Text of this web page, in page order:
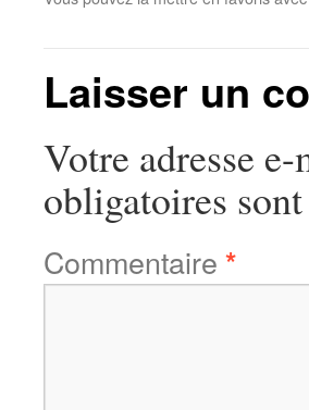
Laisser un
Votre adresse
obligatoires
Commentaire *